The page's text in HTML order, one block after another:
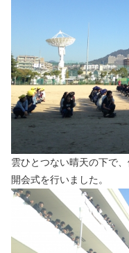
雲ひとつない晴天の下で
開会式を行いました。